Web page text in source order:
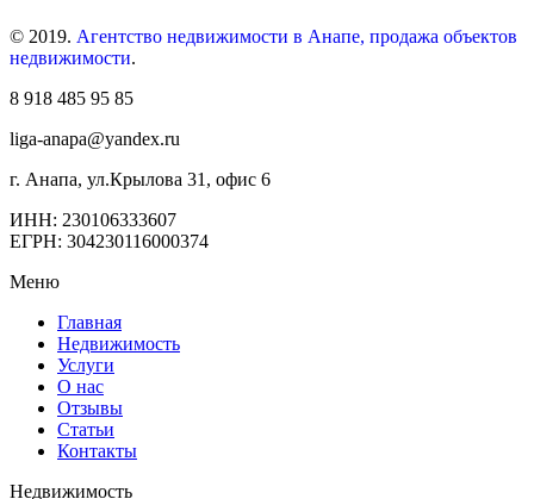
© 2019. Агентство недвижимости в Анапе, продажа объектов
недвижимости.
8 918 485 95 85
liga-anapa@yandex.ru
г. Анапа, ул.Крылова 31, офис 6
ИНН: 230106333607
ЕГРН: 304230116000374
Меню
Главная
Недвижимость
Услуги
О нас
Отзывы
Статьи
Контакты
Недвижимость